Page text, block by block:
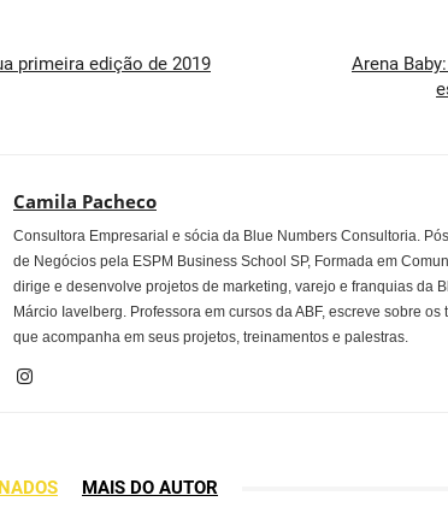
primeira edição de 2019
Arena
Camila Pacheco
Consultora Empresarial e sócia da Blue Numbers Consultoria.
de Negócios pela ESPM Business School SP, Formada em
dirige e desenvolve projetos de marketing, varejo e franquias da
Márcio Iavelberg. Professora em cursos da ABF, escreve sobre
que acompanha em seus projetos, treinamentos e palestras.
MAIS DO AUTOR